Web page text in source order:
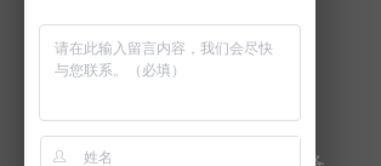
齿轮高频淬火设备
高频钎焊机